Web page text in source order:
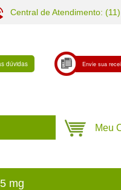
Central de Atendimento:
dúvidas Envie sua
mg